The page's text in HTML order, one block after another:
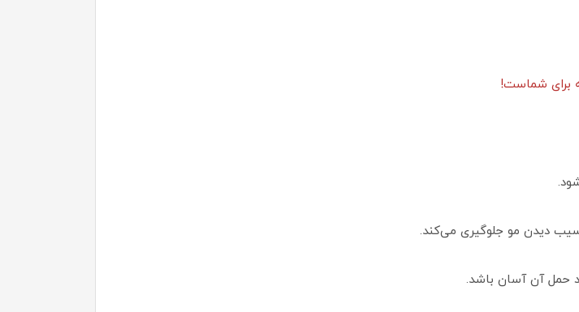
برای شماست!
دیدن مو جلوگیری می‌کند.
حمل آن آسان باشد.